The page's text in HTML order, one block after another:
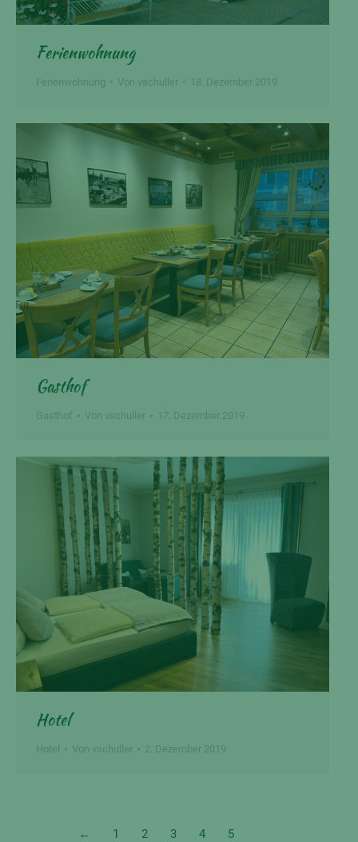
Ferienwohnung
Ferienwohnung Von vschuller 18. Dezember 2019
Gasthof
Gasthof Von vschuller 17. Dezember 2019
Hotel
Hotel Von vschuller 2. Dezember 2019
← 1 2 3 4 5